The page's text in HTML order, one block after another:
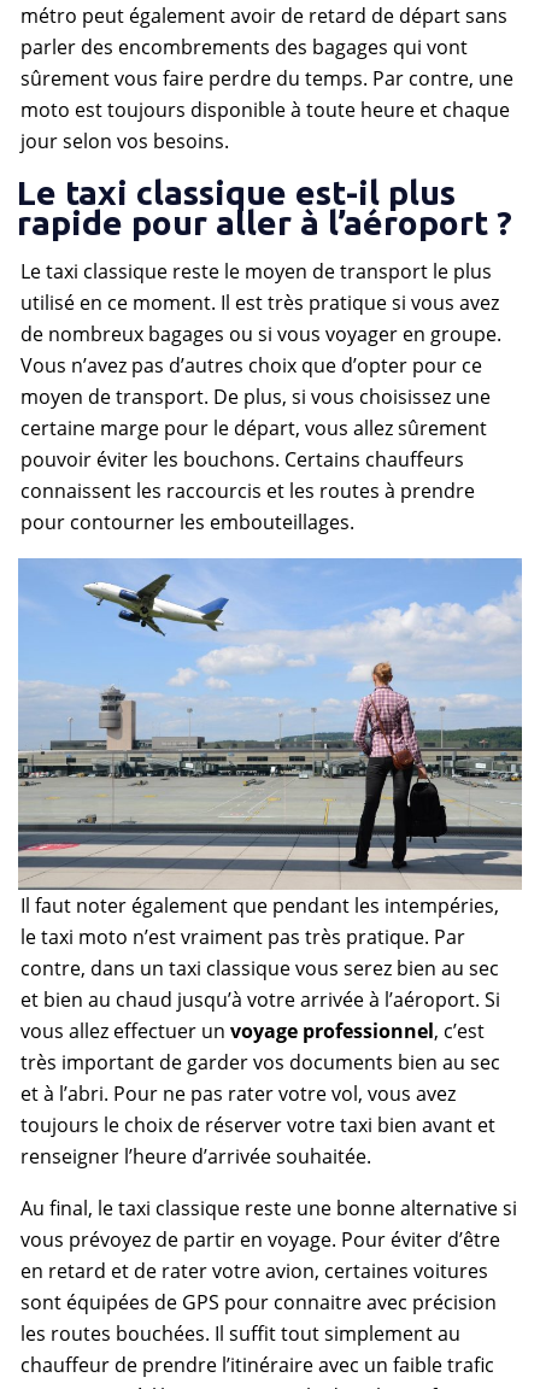
métro peut également avoir de retard de départ sans
parler des encombrements des bagages qui vont
sûrement vous faire perdre du temps. Par contre, une
moto est toujours disponible à toute heure et chaque
jour selon vos besoins.
Le taxi classique est-il plus
rapide pour aller à l’aéroport ?
Le taxi classique reste le moyen de transport le plus
utilisé en ce moment. Il est très pratique si vous avez
de nombreux bagages ou si vous voyager en groupe.
Vous n’avez pas d’autres choix que d’opter pour ce
moyen de transport. De plus, si vous choisissez une
certaine marge pour le départ, vous allez sûrement
pouvoir éviter les bouchons. Certains chauffeurs
connaissent les raccourcis et les routes à prendre
pour contourner les embouteillages.
Il faut noter également que pendant les intempéries,
le taxi moto n’est vraiment pas très pratique. Par
contre, dans un taxi classique vous serez bien au sec
et bien au chaud jusqu’à votre arrivée à l’aéroport. Si
vous allez effectuer unvoyage professionnel, c’est
très important de garder vos documents bien au sec
et à l’abri. Pour ne pas rater votre vol, vous avez
toujours le choix de réserver votre taxi bien avant et
renseigner l’heure d’arrivée souhaitée.
Au final, le taxi classique reste une bonne alternative si
vous prévoyez de partir en voyage. Pour éviter d’être
en retard et de rater votre avion, certaines voitures
sont équipées de GPS pour connaitre avec précision
les routes bouchées. Il suffit tout simplement au
chauffeur de prendre l’itinéraire avec un faible trafic